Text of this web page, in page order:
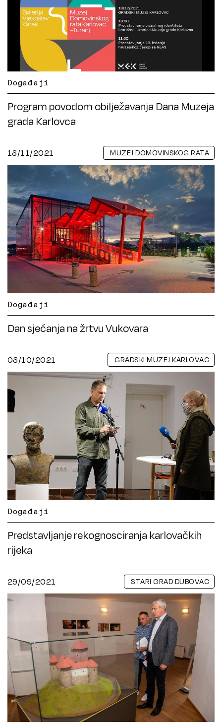
Događaji
Program povodom obilježavanja Dana Muzeja
grada Karlovca
18/11/2021 MUZEJ DOMOVINSKOG RATA
Događaji
Dan sjećanja na žrtvu Vukovara
08/10/2021 GRADSKI MUZEJ KARLOVAC
Događaji
Predstavljanje rekognosciranja karlovačkih
rijeka
29/09/2021 STARI GRAD DUBOVAC